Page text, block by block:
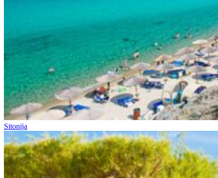
Sitonija